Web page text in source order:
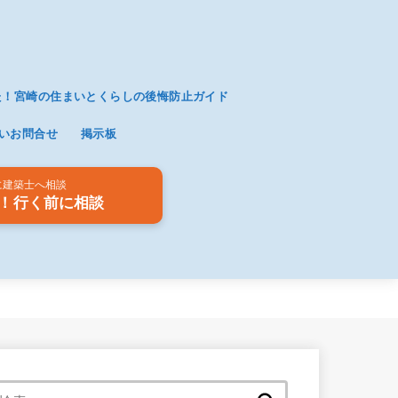
宮崎の住まいとくらしの後悔防止ガイド
お問合せ 掲示板
築士へ相談
行く前に相談